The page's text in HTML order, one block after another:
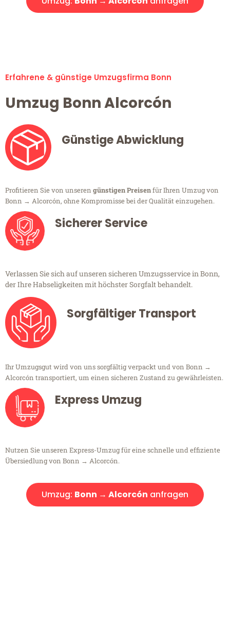
Erfahrene & günstige Umzugsfirma Bonn
Umzug Bonn Alcorcón
Günstige Abwicklung
Profitieren Sie von unseren günstigen Preisenfür Ihren Umzug von
Bonn → Alcorcón, ohne Kompromisse bei der Qualität einzugehen.
Sicherer Service
Verlassen Sie sich auf unseren sicheren Umzugsservice in Bonn,
der Ihre Habseligkeiten mit höchster Sorgfalt behandelt.
Sorgfältiger Transport
Ihr Umzugsgut wird von uns sorgfältig verpackt und von Bonn →
Alcorcón transportiert, um einen sicheren Zustand zu gewährleisten.
Express Umzug
Nutzen Sie unseren Express-Umzug für eine schnelle und effiziente
Übersiedlung von Bonn → Alcorcón.
Umzug: Bonn → Alcorcón anfragen